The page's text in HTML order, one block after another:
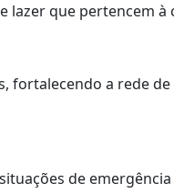
lazer que pertencem à
fortalecendo a rede
de